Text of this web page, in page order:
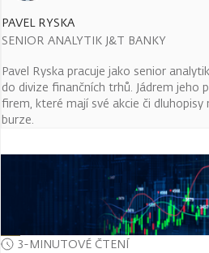
PAVEL RYSKA
SENIOR ANALYTIK J&T BANKY
Pavel Ryska pracuje jako senior
do divize finančních trhů. Jádrem jeho
firem, které mají své akcie či
burze.
3-MINUTOVÉ ČTENÍ